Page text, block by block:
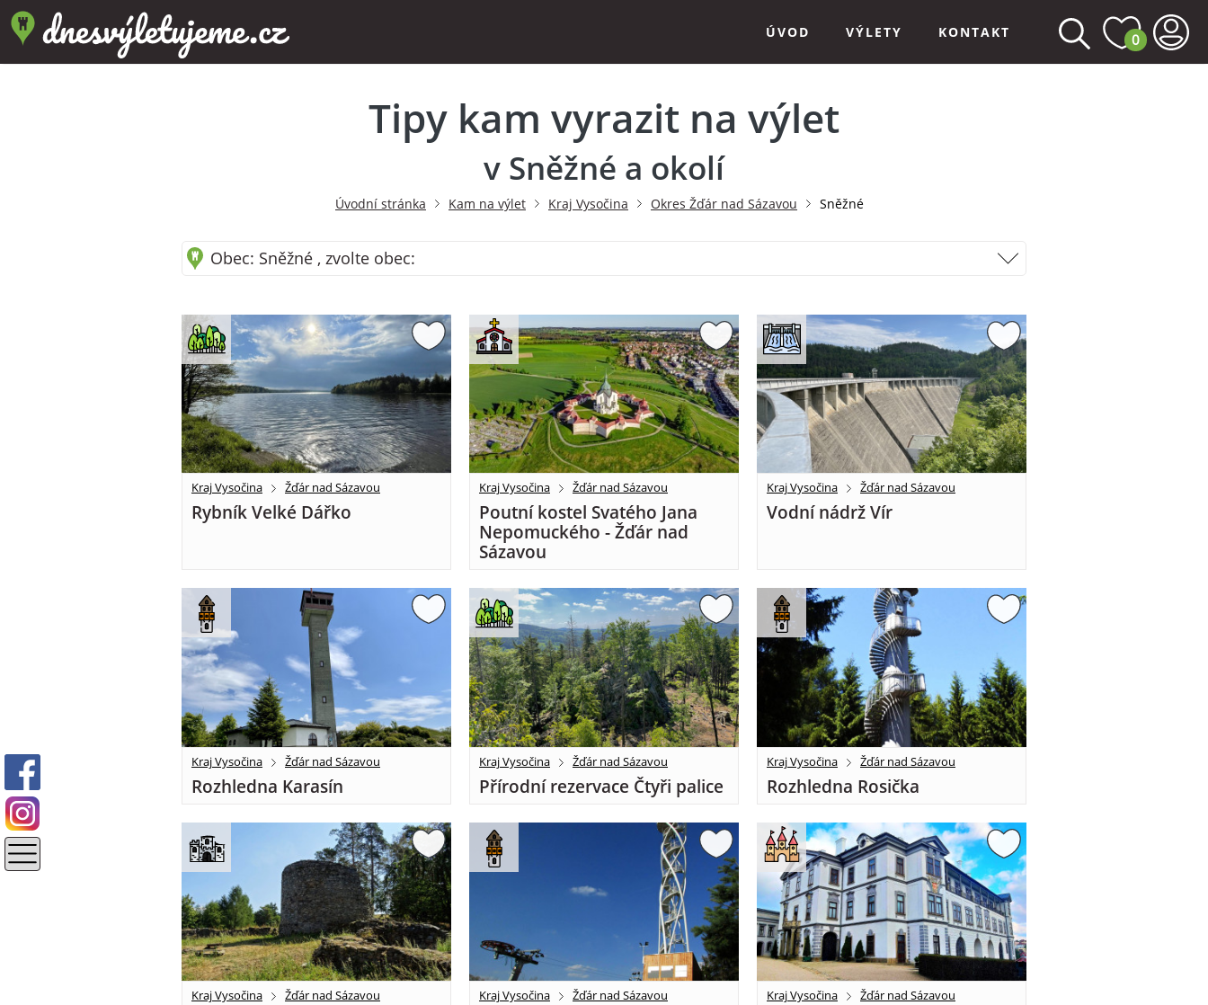
ÚVOD VÝLETY KONTAKT 0
Tipy kam vyrazit na výlet
v Sněžné a okolí
Úvodní stránka Kam na výlet Kraj Vysočina Okres Žďár nad Sázavou Sněžné
Obec: Sněžné , zvolte obec:
Kraj Vysočina Žďár nad Sázavou
Rybník Velké Dářko
Kraj Vysočina Žďár nad Sázavou
Poutní kostel Svatého Jana
Nepomuckého - Žďár nad
Sázavou
Kraj Vysočina Žďár nad Sázavou
Vodní nádrž Vír
Kraj Vysočina Žďár nad Sázavou
Rozhledna Karasín
Kraj Vysočina Žďár nad Sázavou
Přírodní rezervace Čtyři palice
Kraj Vysočina Žďár nad Sázavou
Rozhledna Rosička
Kraj Vysočina Žďár nad Sázavou Kraj Vysočina Žďár nad Sázavou Kraj Vysočina Žďár nad Sázavou